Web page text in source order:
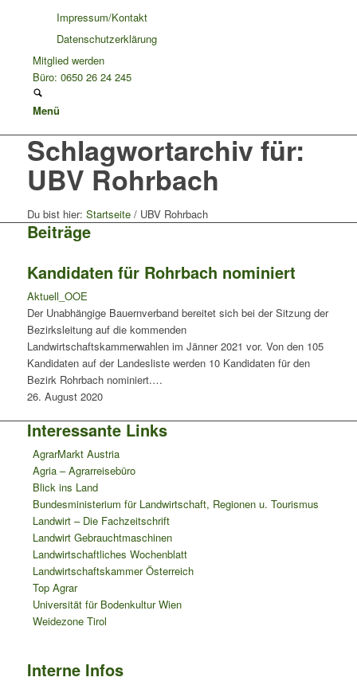
Impressum/Kontakt
Datenschutzerklärung
Mitglied werden
Büro: 0650 26 24 245
Menü
Schlagwortarchiv für:
UBV Rohrbach
Du bist hier: Startseite / UBV Rohrbach
Beiträge
Kandidaten für Rohrbach nominiert
Aktuell_OOE
Der Unabhängige Bauernverband bereitet sich bei der Sitzung der
Bezirksleitung auf die kommenden
Landwirtschaftskammerwahlen im Jänner 2021 vor. Von den 105
Kandidaten auf der Landesliste werden 10 Kandidaten für den
Bezirk Rohrbach nominiert.…
26. August 2020
Interessante Links
AgrarMarkt Austria
Agria – Agrarreisebüro
Blick ins Land
Bundesministerium für Landwirtschaft, Regionen u. Tourismus
Landwirt – Die Fachzeitschrift
Landwirt Gebrauchtmaschinen
Landwirtschaftliches Wochenblatt
Landwirtschaftskammer Österreich
Top Agrar
Universität für Bodenkultur Wien
Weidezone Tirol
Interne Infos